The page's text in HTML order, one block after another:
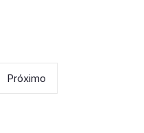
Próximo